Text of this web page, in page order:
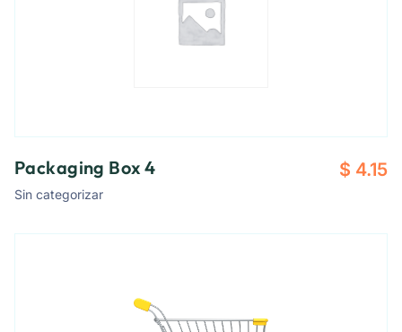
Packaging Box 4
Sin categorizar
$ 4.15